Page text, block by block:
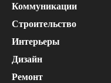
Коммуникации
Строительство
Интерьеры
Дизайн
Ремонт